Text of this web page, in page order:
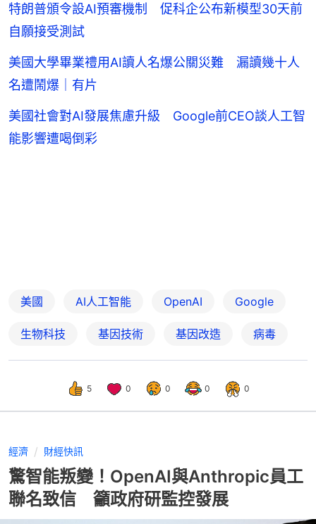
特朗普頒令設AI預審機制 促科企公布新模型30天前
自願接受測試
美國大學畢業禮用AI讀人名爆公關災難 漏讀幾十人
名遭鬧爆｜有片
美國社會對AI發展焦慮升級 Google前CEO談人工智
能影響遭喝倒彩
美國 AI人工智能 OpenAI Google
生物科技 基因技術 基因改造 病毒
5 0 0 0 0
經濟 財經快訊
驚智能叛變！OpenAI與Anthropic員工
聯名致信 籲政府研監控發展